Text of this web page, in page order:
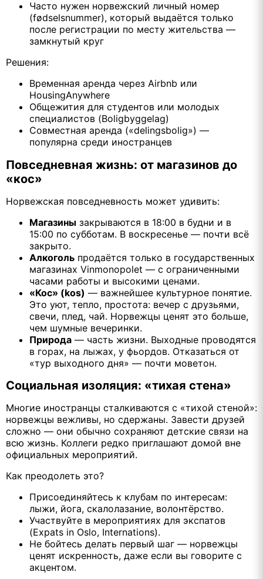
Часто нужен норвежский личный номер
(fødselsnummer), который выдаётся только
после регистрации по месту жительства —
замкнутый круг
Решения:
Временная аренда через Airbnb или
HousingAnywhere
Общежития для студентов или молодых
специалистов (Boligbyggelag)
Совместная аренда («delingsbolig») —
популярна среди иностранцев
Повседневная жизнь: от магазинов до
«кос»
Норвежская повседневность может удивить:
Магазины закрываются в 18:00 в будни и в
15:00 по субботам. В воскресенье — почти всё
закрыто.
Алкоголь продаётся только в государственных
магазинах Vinmonopolet — с ограниченными
часами работы и высокими ценами.
«Кос» (kos) — важнейшее культурное понятие.
Это уют, тепло, простота: вечер с друзьями,
свечи, плед, чай. Норвежцы ценят это больше,
чем шумные вечеринки.
Природа — часть жизни. Выходные проводятся
в горах, на лыжах, у фьордов. Отказаться от
«тур выходного дня» — почти моветон.
Социальная изоляция: «тихая стена»
Многие иностранцы сталкиваются с «тихой стеной»:
норвежцы вежливы, но сдержаны. Завести друзей
сложно — они обычно сохраняют детские связи на
всю жизнь. Коллеги редко приглашают домой вне
официальных мероприятий.
Как преодолеть это?
Присоединяйтесь к клубам по интересам:
лыжи, йога, скалолазание, волонтёрство.
Участвуйте в мероприятиях для экспатов
(Expats in Oslo, Internations).
Не бойтесь делать первый шаг — норвежцы
ценят искренность, даже если вы говорите с
акцентом.